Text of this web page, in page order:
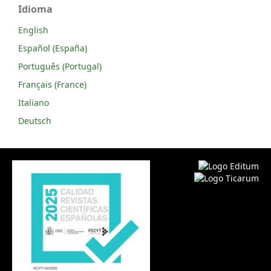
Idioma
English
Español (España)
Português (Portugal)
Français (France)
Italiano
Deutsch